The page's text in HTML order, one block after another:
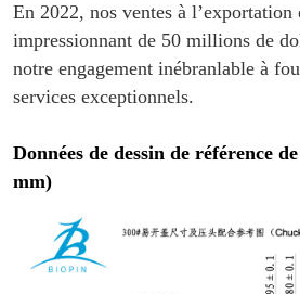
En 2022, nos ventes à l’exportation
impressionnant de 50 millions de
notre engagement inébranlable à
services exceptionnels.
Données de dessin de référence
mm)